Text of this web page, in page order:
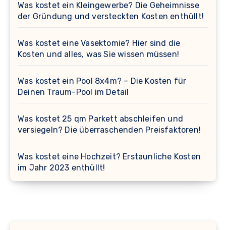
Was kostet ein Kleingewerbe? Die Geheimnisse
der Gründung und versteckten Kosten enthüllt!
Was kostet eine Vasektomie? Hier sind die
Kosten und alles, was Sie wissen müssen!
Was kostet ein Pool 8x4m? – Die Kosten für
Deinen Traum-Pool im Detail
Was kostet 25 qm Parkett abschleifen und
versiegeln? Die überraschenden Preisfaktoren!
Was kostet eine Hochzeit? Erstaunliche Kosten
im Jahr 2023 enthüllt!